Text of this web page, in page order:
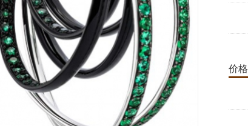
价格